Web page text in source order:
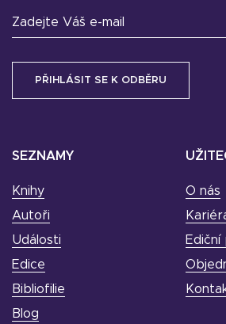
SEZNAMY
Knihy
Autoři
Události
Edice
Bibliofilie
Blog
O nás
Ediční
Zadejte Váš e-mail